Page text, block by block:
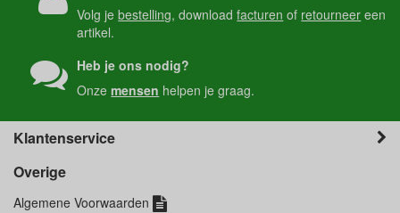
Volg jebestelling, downloadfacturen of retourneer een
artikel.
Heb je ons nodig?
Onzemensen helpen je graag.
Klantenservice
Overige
Algemene Voorwaarden